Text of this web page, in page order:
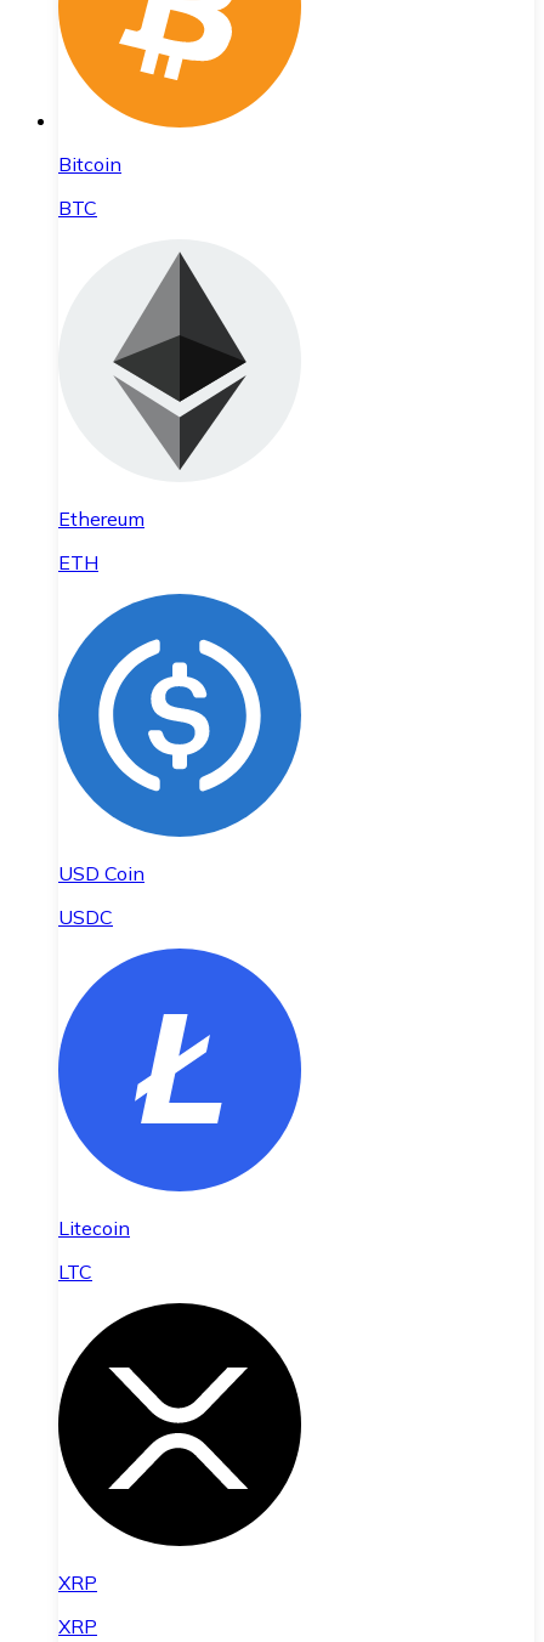
Bitcoin
BTC
Ethereum
ETH
USD Coin
USDC
Litecoin
LTC
XRP
XRP